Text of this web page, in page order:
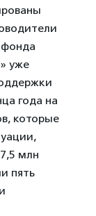
фонда
уже
года на
которые
млн
пять